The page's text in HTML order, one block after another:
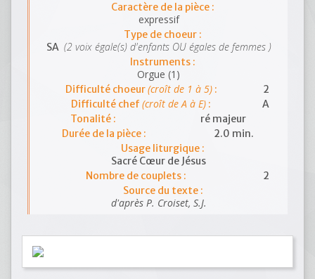
Caractère de la pièce :
expressif
Type de choeur :
SA (2 voix égale(s) d'enfants OU égales de femmes )
Instruments :
Orgue (1)
Difficulté choeur(croît de 1 à 5):
2
Difficulté chef(croît de A à E) :
A
Tonalité :
ré majeur
Durée de la pièce :
2.0 min.
Usage liturgique :
Sacré Cœur de Jésus
Nombre de couplets :
2
Source du texte :
d'après P. Croiset, S.J.